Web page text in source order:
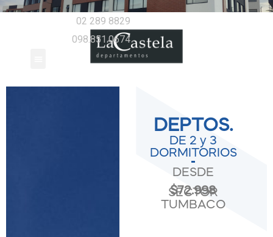
02 289 8829
098.851.0674
DEPTOS.
DE 2 y 3
DORMITORIOS
DESDE
$72.998
SECTOR
TUMBACO